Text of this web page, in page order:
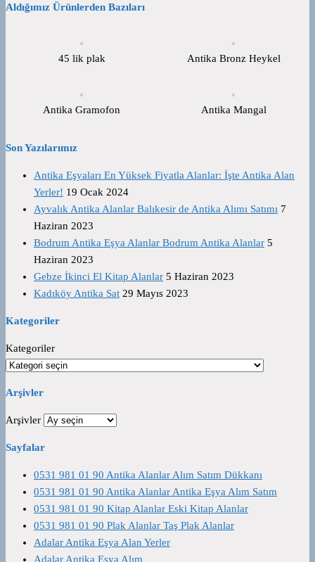
Aldığımız Ürünlerden Bazıları
45 lik plak Antika Bronz Heykel
Antika Gramofon Antika Mangal
Son Yazılarımız
Antika Eşyaları En Yüksek Fiyatla Alanlar: İşte Antika Alan
Yerler! 19 Ocak 2024
Ayvalık Antika Alanlar Balıkesir de Antika Alımı Satımı 7
Haziran 2023
Bodrum Antika Eşya Alanlar Bodrum Antika Alanlar 5
Haziran 2023
Gebze İkinci El Kitap Alanlar 5 Haziran 2023
Kadıköy Antika Sat 29 Mayıs 2023
Kategoriler
Kategoriler
Arşivler
Arşivler
Sayfalar
0531 981 01 90 Antika Alanlar Alım Satım Dükkanı
0531 981 01 90 Antika Alanlar Antika Eşya Alım Satım
0531 981 01 90 Kitap Alanlar Eski Kitap Alanlar
0531 981 01 90 Plak Alanlar Taş Plak Alanlar
Adalar Antika Eşya Alan Yerler
Adalar Antika Eşya Alım